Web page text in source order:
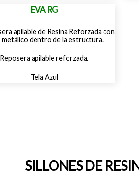
EVA RG
Reposera apilable reforzada.
Tela Azul
SILLONES DE